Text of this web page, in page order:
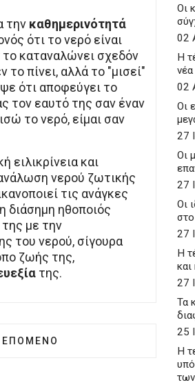
την καθημερινότητά
ότι το νερό είναι
καταναλώνει σχεδόν
πίνει, αλλά το "μισεί"
ότι αποφεύγει το
τον εαυτό της σαν έναν
το νερό, είμαι σαν
και
νερού ζωτικής
τις ανάγκες
διάσημη ηθοποιός
με την
του νερού, σίγουρα
ζωής της,
της.
ΤΗ ΜΟΥΣΙΚΉ ΚΑΡΙΈΡΑ ΤΟΥ
ΕΠΌΜΕΝΟ ΆΡΘΡΟ: ΓΙΏΡΓΟΣ
ΕΠΌΜΕΝΟ
Οι
02
Η
02
Οι
27
Οι
27
Οι
27
Η
27
Τα
25
Η